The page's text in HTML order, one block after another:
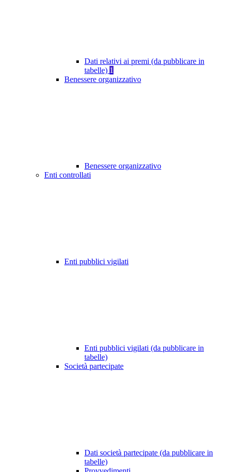
Dati relativi ai premi (da pubblicare in
tabelle) 1
Benessere organizzativo
Benessere organizzativo
Enti controllati
Enti pubblici vigilati
Enti pubblici vigilati (da pubblicare in
tabelle)
Società partecipate
Dati società partecipate (da pubblicare in
tabelle)